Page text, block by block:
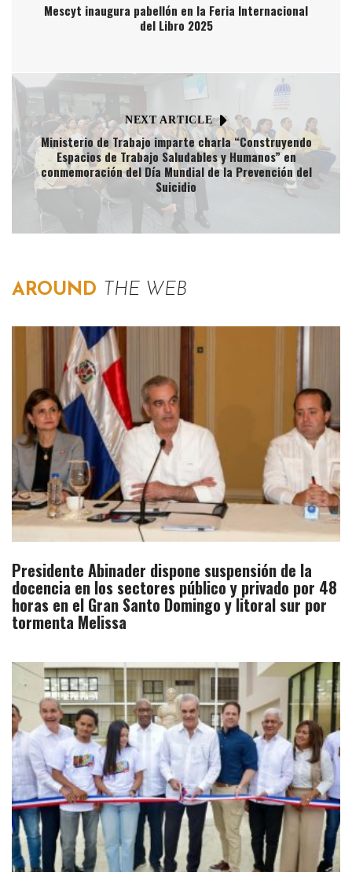
Mescyt inaugura pabellón en la Feria Internacional
del Libro 2025
NEXT ARTICLE
Ministerio de Trabajo imparte charla “Construyendo
Espacios de Trabajo Saludables y Humanos” en
conmemoración del Día Mundial de la Prevención del
Suicidio
AROUND THE WEB
Presidente Abinader dispone suspensión de la
docencia en los sectores público y privado por 48
horas en el Gran Santo Domingo y litoral sur por
tormenta Melissa